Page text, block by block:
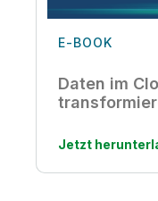
E-BOOK
Daten im
Jetzt